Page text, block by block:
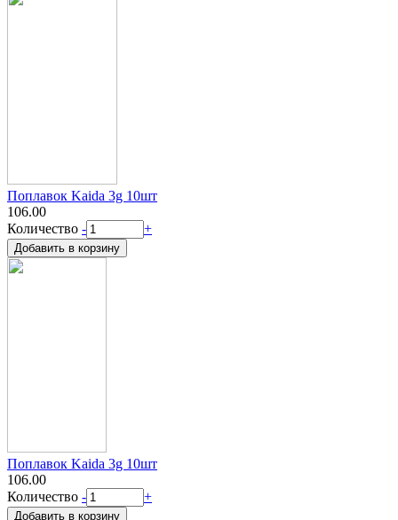
Поплавок Kaida 3g 10шт
106.00
Количество - +
Поплавок Kaida 3g 10шт
106.00
Количество - +